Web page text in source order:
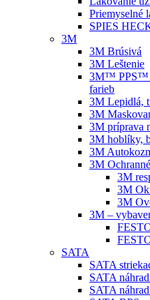
Priemyselné
SPIES
3M
3M Brúsivá
3M Leštenie
3M™ PPS™
farieb
3M Lepidlá,
3M
3M príprava
3M hoblíky,
3M
3M
3M
3M
3M
3M –
SATA
SATA
SATA
SATA